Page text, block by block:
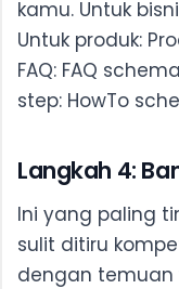
kamu. Untuk
Untuk produk:
FAQ: FAQ
step: HowTo
Langkah 4:
Ini yang paling
sulit ditiru
dengan temuan